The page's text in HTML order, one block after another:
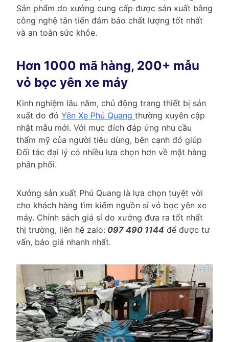
Sản phẩm do xưởng cung cấp được sản xuất bằng
công nghệ tân tiến đảm bảo chất lượng tốt nhất
và an toàn sức khỏe.
Hơn 1000 mã hàng, 200+ mẫu
vỏ bọc yên xe máy
Kinh nghiệm lâu năm, chủ động trang thiết bị sản
xuất do đó Yên Xe Phú Quang thường xuyên cập
nhật mẫu mới. Với mục đích đáp ứng nhu cầu
thẩm mỹ của người tiêu dùng, bên cạnh đó giúp
Đối tác đại lý có nhiều lựa chọn hơn về mặt hàng
phân phối.
Xưởng sản xuất Phú Quang là lựa chọn tuyệt vời
cho khách hàng tìm kiếm nguồn sỉ vỏ bọc yên xe
máy. Chính sách giá sỉ do xưởng đưa ra tốt nhất
thị trường, liên hệ zalo: 097 490 1144 để được tư
vấn, báo giá nhanh nhất.